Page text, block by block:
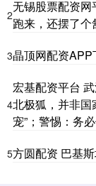
2
无锡股票配资网
跑来，还摆了
3晶顶网配资
4
宏基配资平台
北极狐，并非国
宠”；警惕：务
5方圆配资 巴基